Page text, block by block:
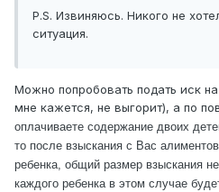
Р.S. Извиняюсь. Никого не
ситуация.
Можно попробовать подать иск
мне кажется, не выгорит), а по
оплачиваете содержание двоих
то после взыскания с Вас
ребенка, общий размер взыскания
каждого ребенка в этом случае